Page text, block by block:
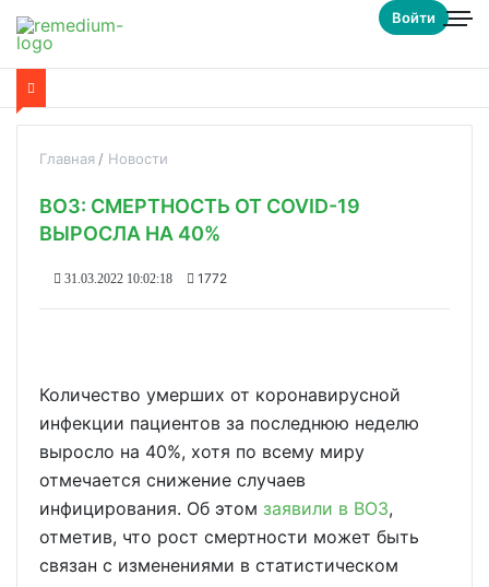
Войти
Главная Новости
ВОЗ: СМЕРТНОСТЬ ОТ COVID-19
ВЫРОСЛА НА 40%
31.03.2022 10:02:18 1772
Количество умерших от коронавирусной
инфекции пациентов за последнюю неделю
выросло на 40%, хотя по всему миру
отмечается снижение случаев
инфицирования. Об этом заявили в ВОЗ,
отметив, что рост смертности может быть
связан с изменениями в статистическом